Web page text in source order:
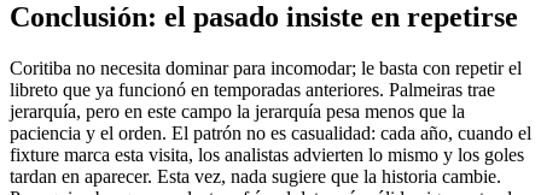
Conclusión: el pasado insiste en repetirse
Coritiba no necesita dominar para incomodar; le basta con repetir el
libreto que ya funcionó en temporadas anteriores. Palmeiras trae
jerarquía, pero en este campo la jerarquía pesa menos que la
paciencia y el orden. El patrón no es casualidad: cada año, cuando el
fixture marca esta visita, los analistas advierten lo mismo y los goles
tardan en aparecer. Esta vez, nada sugiere que la historia cambie.